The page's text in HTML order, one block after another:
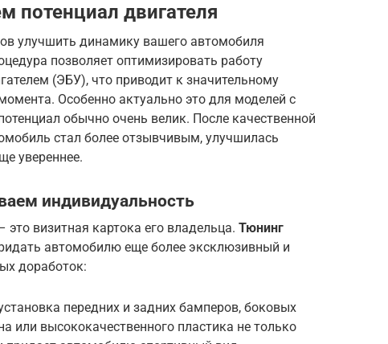
потенциал двигателя
улучшить динамику вашего автомобиля
позволяет оптимизировать работу
(ЭБУ), что приводит к значительному
Особенно актуально это для моделей с
обычно очень велик. После качественной
стал более отзывчивым, улучшилась
увереннее.
индивидуальность
визитная картока его владельца. Тюнинг
автомобилю еще более эксклюзивный и
доработок:
передних и задних бамперов, боковых
или высококачественного пластика не только